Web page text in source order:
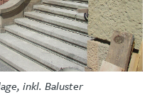
inkl. Baluster